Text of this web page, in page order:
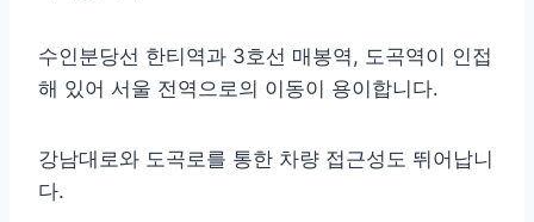
수인분당선 한티역과 3호선 매봉역, 도곡역이 인접
해 있어 서울 전역으로의 이동이 용이합니다.
강남대로와 도곡로를 통한 차량 접근성도 뛰어납니
다.